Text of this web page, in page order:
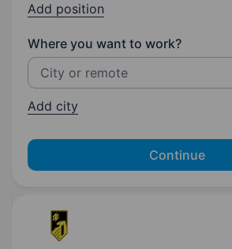
Add position
Where you want to work?
Add city
Continue